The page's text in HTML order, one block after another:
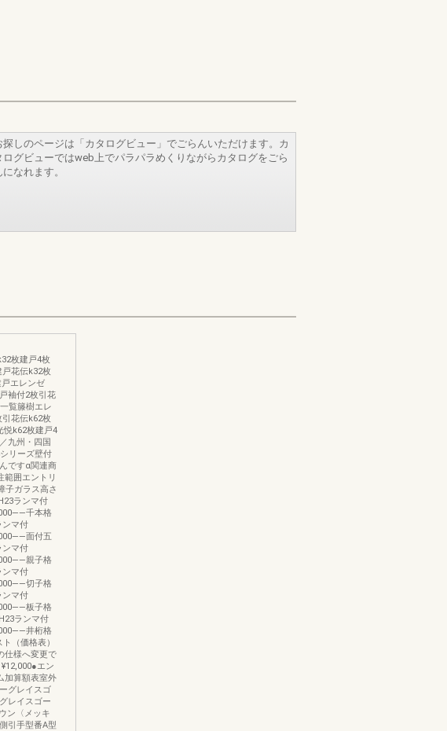
探しのページは「カタログビュー」でごらんいただけます。カ
ログビューではweb上でパラパラめくりながらカタログをごら
になれます。
枚建戸4枚
戸花伝k32枚
エレンゼ
袖付2枚引花
覧籐樹エレ
引花伝k62枚
悦k62枚建戸4
九州・四国
リーズ壁付
ですα関連商
範囲エントリ
子ガラス高さ
ランマ付
千本格
ンマ付
面付五
ンマ付
親子格
ンマ付
切子格
ンマ付
板子格
ランマ付
井桁格
（価格表）
仕様へ変更で
エン
加算額表室外
グレイスゴ
レイスゴー
ン〈メッキ
引手型番A型